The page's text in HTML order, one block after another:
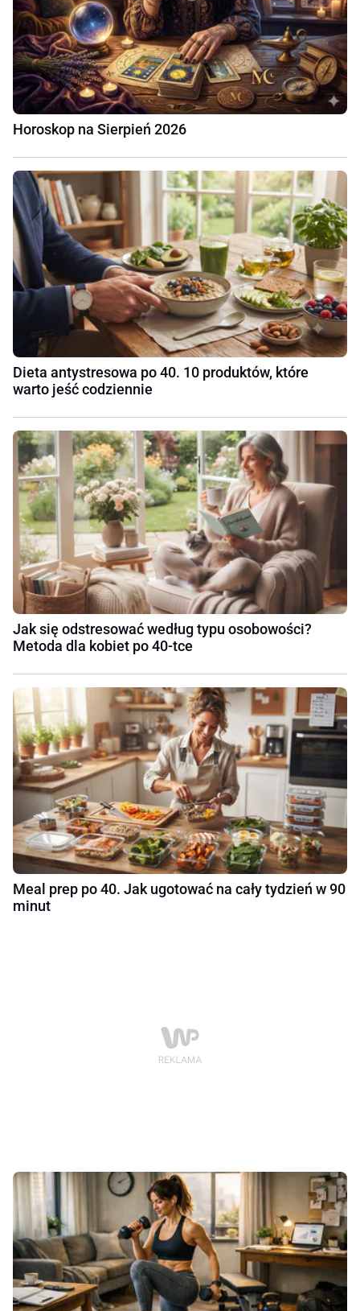
Horoskop na Sierpień 2026
Dieta antystresowa po 40. 10 produktów, które
warto jeść codziennie
Jak się odstresować według typu osobowości?
Metoda dla kobiet po 40-tce
Meal prep po 40. Jak ugotować na cały tydzień w 90
minut